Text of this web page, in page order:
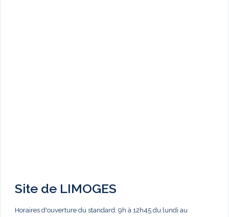
Site de LIMOGES
Horaires d'ouverture du standard: 9h à 12h45 du lundi au